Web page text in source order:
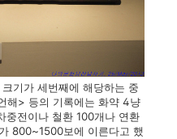
기가 세번째에 해당하는 중
해> 등의 기록에는 화약 4냥
중전이나 철환 100개나 연환
800~1500보에 이른다고 했